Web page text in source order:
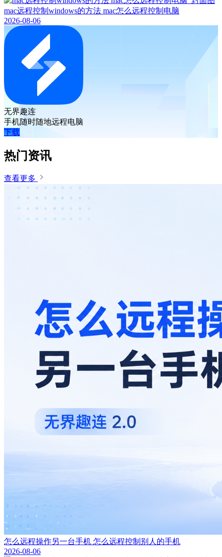
mac远程控制windows的方法 mac怎么远程控制电脑
2026-08-06
无界趣连
手机随时随地远程电脑
下载
热门资讯
查看更多
怎么远程操作另一台手机 怎么远程控制别人的手机
2026-08-06